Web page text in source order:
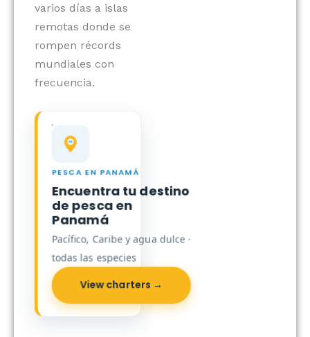
varios días a islas
remotas donde se
rompen récords
mundiales con
frecuencia.
PESCA EN PANAMÁ
Encuentra tu destino
de pesca en
Panamá
Pacífico, Caribe y agua dulce ·
todas las especies
View charters →